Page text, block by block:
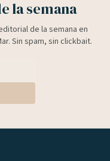
la semana
de la semana en
Sin spam, sin clickbait.